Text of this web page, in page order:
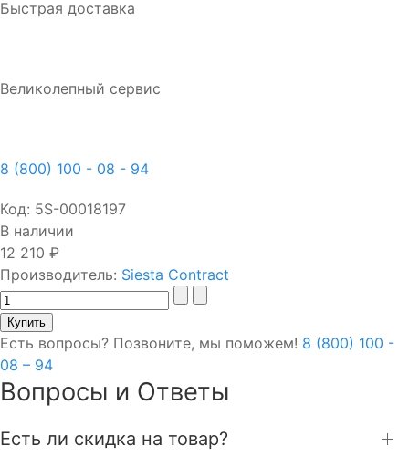
Быстрая доставка
Великолепный сервис
8 (800) 100 - 08 - 94
Код: 5S-00018197
В наличии
12 210 ₽
Производитель: Siesta Contract
Есть вопросы? Позвоните, мы поможем! 8 (800) 100 -
08 – 94
Вопросы и Ответы
Есть ли скидка на товар?